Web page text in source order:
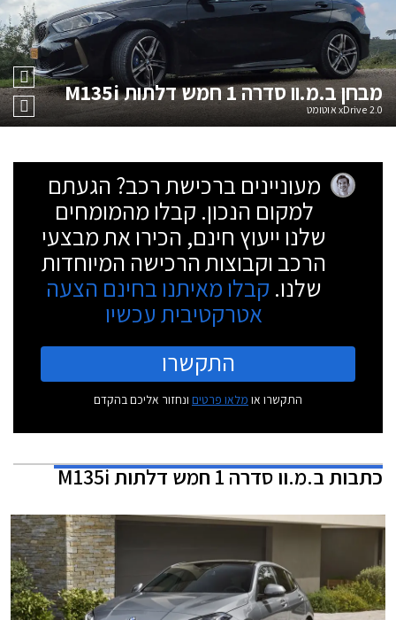
מבחןב.מ.וו סדרה 1 חמש דלתות M135i
2.0 xDrive אוטומט
מעוניינים ברכישת רכב? הגעתם
למקום הנכון. קבלו מהמומחים
שלנו ייעוץ חינם, הכירו את מבצעי
הרכב וקבוצות הרכישה המיוחדות
שלנו. קבלו מאיתנו בחינם הצעה
אטרקטיבית עכשיו
התקשרו
התקשרו או מלאו פרטים ונחזור אליכם בהקדם
כתבותב.מ.וו סדרה 1 חמש דלתות M135i